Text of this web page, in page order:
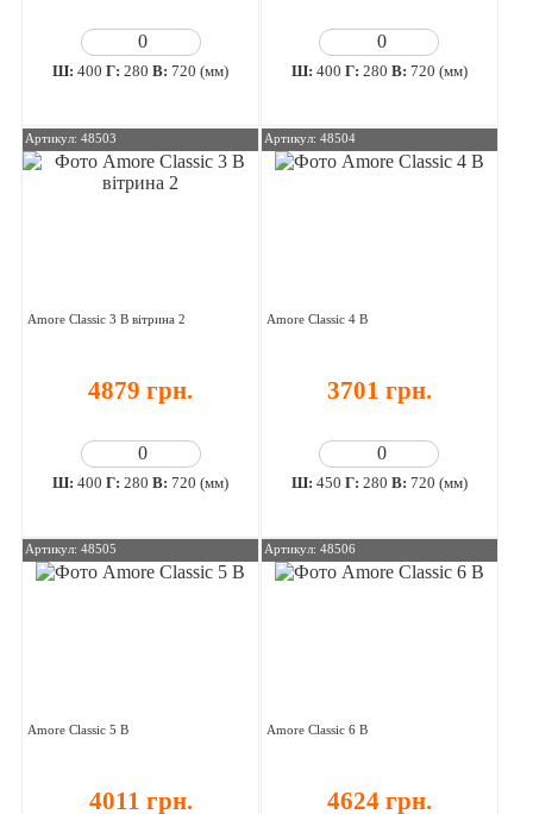
Ш:400 Г:280 В:720 (мм) Ш: 400 Г: 280 В: 720 (мм)
Артикул: 48503
Amore Classic 3 В вітрина 2
4879 грн.
Ш:400 Г:280 В:720 (мм)
Артикул: 48504
Amore Classic 4 В
3701 грн.
Ш: 450 Г: 280 В: 720 (мм)
Артикул: 48505
Amore Classic 5 В
4011 грн.
Артикул: 48506
Amore Classic 6 В
4624 грн.